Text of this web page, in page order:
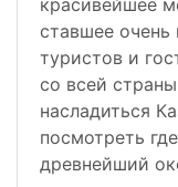
красивейшее
ставшее
туристов и
со всей
насладиться
посмотреть
древнейший